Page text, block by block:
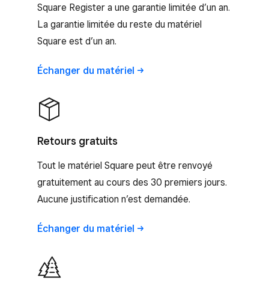
Square Register a une garantie limitée d’un an.
La garantie limitée du reste du matériel
Square est d’un an.
Échanger du matériel
Retours gratuits
Tout le matériel Square peut être renvoyé
gratuitement au cours des 30 premiers jours.
Aucune justification n’est demandée.
Échanger du matériel